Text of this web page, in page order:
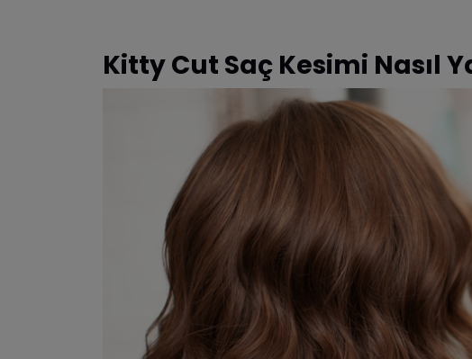
Kitty Cut Saç Kesimi Nasıl